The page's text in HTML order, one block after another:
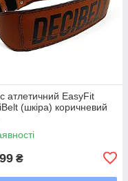
атлетичний EasyFit
(шкіра) коричневий
₴